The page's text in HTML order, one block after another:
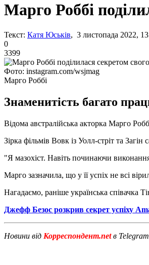
Марго Роббі
Текст: Катя Юськів, 3 листопада 2022,
0
3399
Фото: instagram.com/wsjmag
Марго Роббі
Знаменитість багато
Відома австралійська акторка Марго
Зірка фільмів Вовк із Уолл-стріт та
"Я мазохіст. Навіть починаючи
Марго зазначила, що у її успіх не всі
Нагадаємо, раніше українська співачка
Джефф Безос розкрив секрет успіху
Новини від Корреспондент.netв